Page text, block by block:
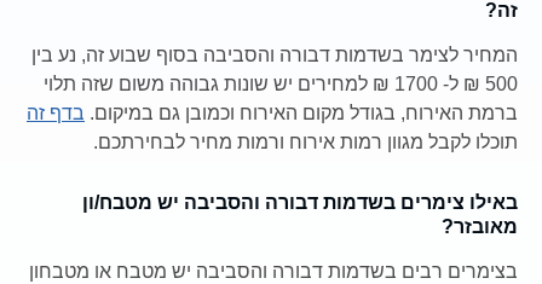
זה?
המחיר לצימר בשדמות דבורה והסביבה בסוף שבוע זה, נע בין
500 ₪ ל- 1700 ₪ למחירים יש שונות גבוהה משום שזה תלוי
ברמת האירוח, בגודל מקום האירוח וכמובן גם במיקום. בדף זה
תוכלו לקבל מגוון רמות אירוח ורמות מחיר לבחירתכם.
באילו צימרים בשדמות דבורה והסביבה יש מטבח/ון
מאובזר?
בצימרים רבים בשדמות דבורה והסביבה יש מטבח או מטבחון